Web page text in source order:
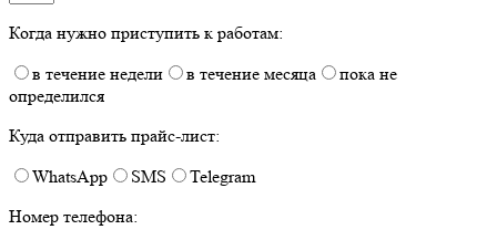
Когда нужно приступить к работам:
в течение недели
в течение месяца
пока не
определился
Куда отправить прайс-лист:
WhatsApp
SMS
Telegram
Номер телефона: